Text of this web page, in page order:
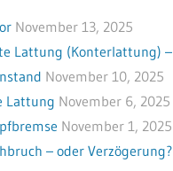
November 13, 2025
Lattung (Konterlattung) –
November 10, 2025
Lattung November 6, 2025
November 1, 2025
– oder Verzögerung?